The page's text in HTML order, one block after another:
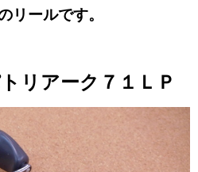
リールです。
リアーク７１ＬＰ